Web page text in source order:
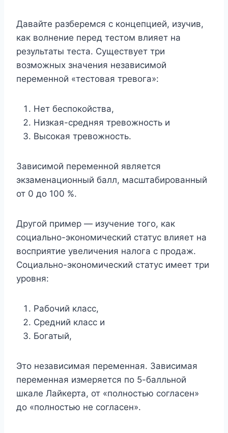
Давайте разберемся с концепцией, изучив,
как волнение перед тестом влияет на
результаты теста. Существует три
возможных значения независимой
переменной «тестовая тревога»:
Нет беспокойства,
Низкая-средняя тревожность и
Высокая тревожность.
Зависимой переменной является
экзаменационный балл, масштабированный
от 0 до 100 %.
Другой пример — изучение того, как
социально-экономический статус влияет на
восприятие увеличения налога с продаж.
Социально-экономический статус имеет три
уровня:
Рабочий класс,
Средний класс и
Богатый,
Это независимая переменная. Зависимая
переменная измеряется по 5-балльной
шкале Лайкерта, от «полностью согласен»
до «полностью не согласен».